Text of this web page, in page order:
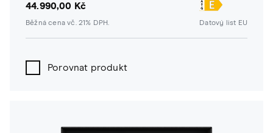
44.990,00 Kč
Běžná cena vč. 21% DPH. Datový list EU
Porovnat produkt